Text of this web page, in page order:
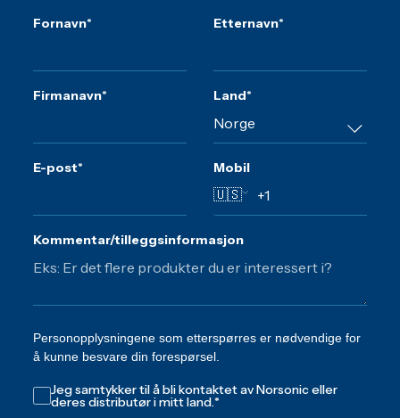
Fornavn* Etternavn*
Firmanavn* Land*
E-post* Mobil
🇺🇸
Kommentar/tilleggsinformasjon
Personopplysningene som etterspørres er nødvendige for
å kunne besvare din forespørsel.
Jeg samtykker til å bli kontaktet av Norsonic eller
deres distributør i mitt land.*